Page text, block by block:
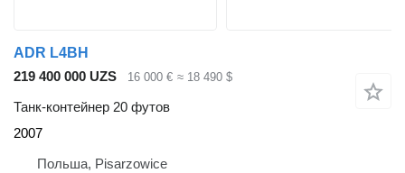
ADR L4BH
219 400 000 UZS
16 000 € ≈ 18 490 $
Танк-контейнер 20 футов
2007
Польша, Pisarzowice